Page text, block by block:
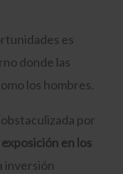
es
donde las
los hombres.
por
en los
inversión